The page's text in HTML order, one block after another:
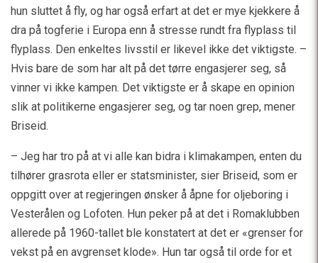
hun sluttet å fly, og har også erfart at det er mye kjekkere å
dra på togferie i Europa enn å stresse rundt fra flyplass til
flyplass. Den enkeltes livsstil er likevel ikke det viktigste. –
Hvis bare de som har alt på det tørre engasjerer seg, så
vinner vi ikke kampen. Det viktigste er å skape en opinion
slik at politikerne engasjerer seg, og tar noen grep, mener
Briseid.
– Jeg har tro på at vi alle kan bidra i klimakampen, enten du
tilhører grasrota eller er statsminister, sier Briseid, som er
oppgitt over at regjeringen ønsker å åpne for oljeboring i
Vesterålen og Lofoten. Hun peker på at det i Romaklubben
allerede på 1960-tallet ble konstatert at det er «grenser for
vekst på en avgrenset klode». Hun tar også til orde for et